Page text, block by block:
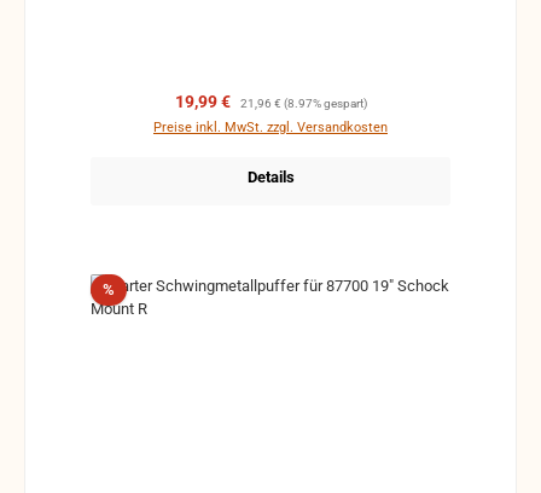
Verkaufspreis:
19,99 € Regulärer Preis:
21,96 € (8.97% gespart)
Preise inkl. MwSt. zzgl. Versandkosten
Details
%Rabatt